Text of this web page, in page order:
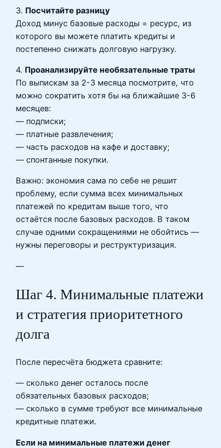
3. Посчитайте разницу
Доход минус базовые расходы = ресурс, из
которого вы можете платить кредиты и
постепенно снижать долговую нагрузку.
4. Проанализируйте необязательные траты
По выпискам за 2-3 месяца посмотрите, что
можно сократить хотя бы на ближайшие 3-6
месяцев:
— подписки;
— платные развлечения;
— часть расходов на кафе и доставку;
— спонтанные покупки.
Важно: экономия сама по себе не решит
проблему, если сумма всех минимальных
платежей по кредитам выше того, что
остаётся после базовых расходов. В таком
случае одними сокращениями не обойтись —
нужны переговоры и реструктуризация.
—
Шаг 4. Минимальные платежи
и стратегия приоритетного
долга
После пересчёта бюджета сравните:
— сколько денег осталось после
обязательных базовых расходов;
— сколько в сумме требуют все минимальные
кредитные платежи.
Если на минимальные платежи денег